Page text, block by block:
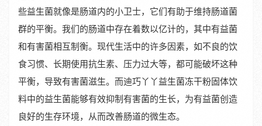
些益生菌就像是肠道内的小卫士，它们有助于维持肠道菌
群的平衡。我们的肠道中存在着数以亿计的，其中有益菌
和有害菌相互制衡。现代生活中的许多因素，如不良的饮
食习惯、长期使用抗生素、压力过大等，都可能破坏这种
平衡，导致有害菌滋生。而迪巧丫丫益生菌冻干粉固体饮
料中的益生菌能够有效抑制有害菌的生长，为有益菌创造
良好的生存环境，从而改善肠道的微生态。